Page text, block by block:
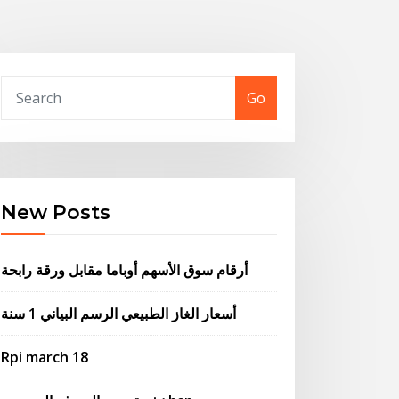
Go
New Posts
أرقام سوق الأسهم أوباما مقابل ورقة رابحة
أسعار الغاز الطبيعي الرسم البياني 1 سنة
Rpi march 18